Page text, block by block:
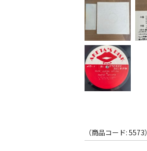
（商品コード: 5573）